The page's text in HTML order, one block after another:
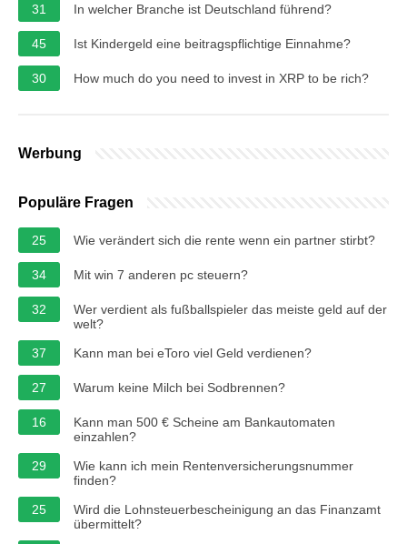
31 In welcher Branche ist Deutschland führend?
45 Ist Kindergeld eine beitragspflichtige Einnahme?
30 How much do you need to invest in XRP to be rich?
Werbung
Populäre Fragen
25 Wie verändert sich die rente wenn ein partner stirbt?
34 Mit win 7 anderen pc steuern?
32
Wer verdient als fußballspieler das meiste geld auf der
welt?
37
Kann man bei eToro viel Geld verdienen?
27 Warum keine Milch bei Sodbrennen?
16
Kann man 500 € Scheine am Bankautomaten
einzahlen?
29
Wie kann ich mein Rentenversicherungsnummer
finden?
25
Wird die Lohnsteuerbescheinigung an das Finanzamt
übermittelt?